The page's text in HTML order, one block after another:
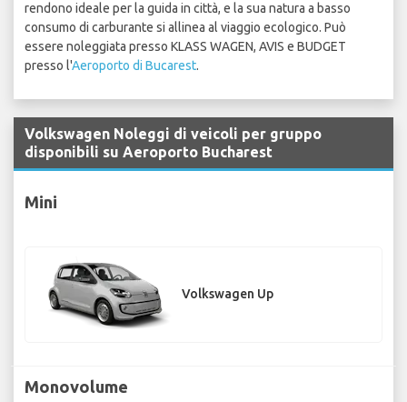
rendono ideale per la guida in città, e la sua natura a basso
consumo di carburante si allinea al viaggio ecologico. Può
essere noleggiata presso KLASS WAGEN, AVIS e BUDGET
presso l'Aeroporto di Bucarest.
Volkswagen Noleggi di veicoli per gruppo
disponibili su Aeroporto Bucharest
Mini
Volkswagen Up
Monovolume